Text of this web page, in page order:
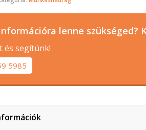
lenne szükséged?
és segítünk!
5985